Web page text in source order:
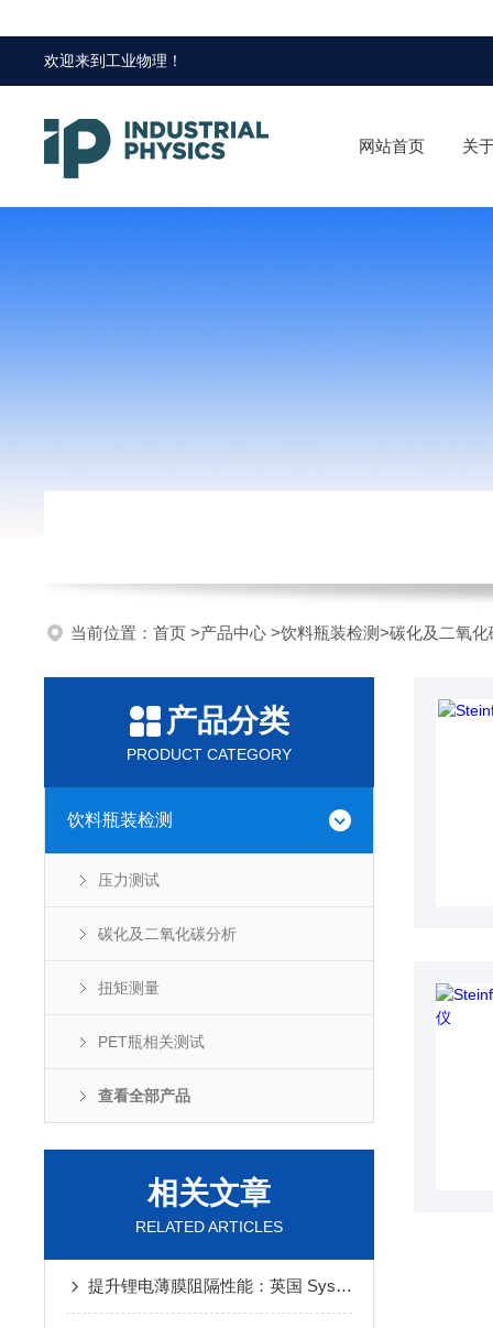
欢迎来到 工业物理 ！
网站首页 关
当前位置： 首页 >产品中心 >饮料瓶装检测>碳化及二氧化
产品分类
PRODUCT CATEGORY
饮料瓶装检测
压力测试
碳化及二氧化碳分析
扭矩测量
PET瓶相关测试
查看全部产品
相关文章
RELATED ARTICLES
提升锂电薄膜阻隔性能：英国 Systech 渗透率测试解决方案